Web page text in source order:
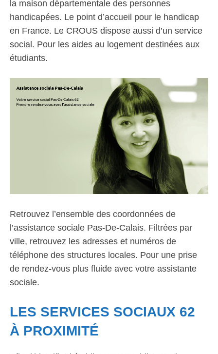
la maison départementale des personnes
handicapées. Le point d’accueil pour le handicap
en France. Le CROUS dispose aussi d’un service
social. Pour les aides au logement destinées aux
étudiants.
Retrouvez l’ensemble des coordonnées de
l’assistance sociale Pas-De-Calais. Filtrées par
ville, retrouvez les adresses et numéros de
téléphone des structures locales. Pour une prise
de rendez-vous plus fluide avec votre assistante
sociale.
LES SERVICES SOCIAUX 62
À PROXIMITÉ